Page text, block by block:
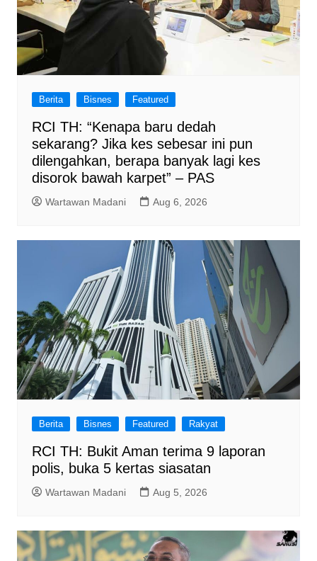
Berita Bisnes Featured
RCI TH: “Kenapa baru dedah
sekarang? Jika kes sebesar ini pun
dilengahkan, berapa banyak lagi kes
disorok bawah karpet” – PAS
Wartawan Madani Aug 6, 2026
Berita Bisnes Featured Rakyat
RCI TH: Bukit Aman terima 9 laporan
polis, buka 5 kertas siasatan
Wartawan Madani Aug 5, 2026